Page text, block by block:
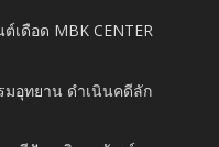
เดือด MBK CENTER
มอุทยาน ดำเนินคดีลัก